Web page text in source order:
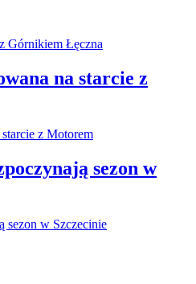
na starcie z
sezon w